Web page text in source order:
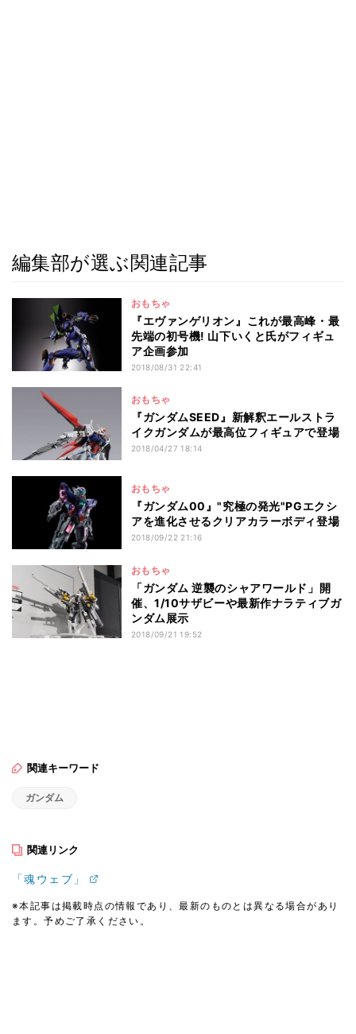
編集部が選ぶ関連記事
おもちゃ
『エヴァンゲリオン』これが最高峰・最
先端の初号機! 山下いくと氏がフィギュ
ア企画参加
2018/08/31 22:41
おもちゃ
『ガンダムSEED』新解釈エールストラ
イクガンダムが最高位フィギュアで登場
2018/04/27 18:14
おもちゃ
『ガンダム00』"究極の発光"PGエクシ
アを進化させるクリアカラーボディ登場
2018/09/22 21:16
おもちゃ
「ガンダム 逆襲のシャアワールド」開
催、1/10サザビーや最新作ナラティブガ
ンダム展示
2018/09/21 19:52
関連キーワード
ガンダム
関連リンク
「魂ウェブ」
※本記事は掲載時点の情報であり、最新のものとは異なる場合があり
ます。予めご了承ください。